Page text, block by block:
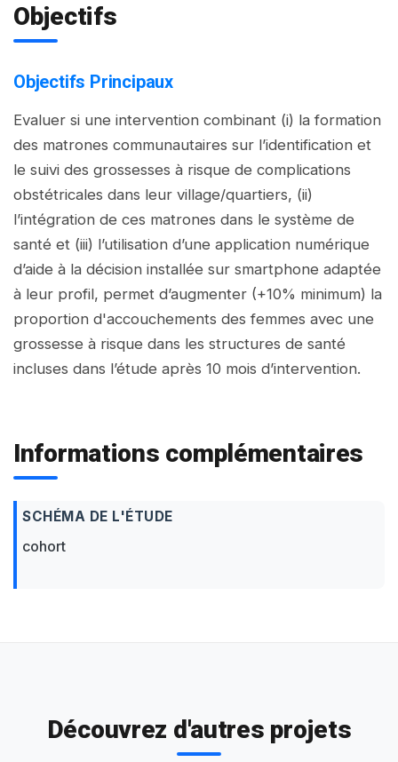
Objectifs
Objectifs Principaux
Evaluer si une intervention combinant (i) la formation
des matrones communautaires sur l’identification et
le suivi des grossesses à risque de complications
obstétricales dans leur village/quartiers, (ii)
l’intégration de ces matrones dans le système de
santé et (iii) l’utilisation d’une application numérique
d’aide à la décision installée sur smartphone adaptée
à leur profil, permet d’augmenter (+10% minimum) la
proportion d'accouchements des femmes avec une
grossesse à risque dans les structures de santé
incluses dans l’étude après 10 mois d’intervention.
Informations complémentaires
SCHÉMA DE L'ÉTUDE
cohort
Découvrez d'autres projets